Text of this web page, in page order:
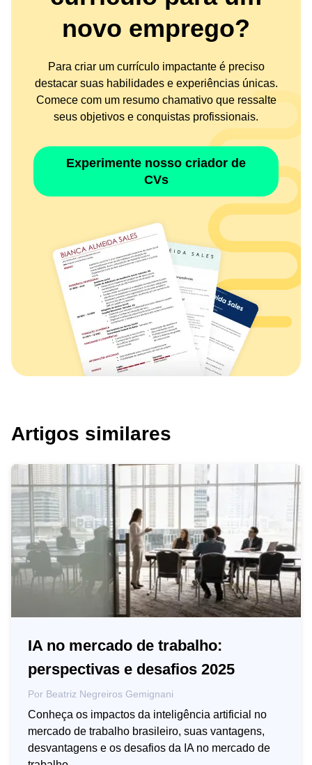
novo emprego?
Para criar um currículo impactante é preciso
destacar suas habilidades e experiências únicas.
Comece com um resumo chamativo que ressalte
seus objetivos e conquistas profissionais.
Experimente nosso criador de
CVs
Artigos similares
IA no mercado de trabalho:
perspectivas e desafios 2025
Por Beatriz Negreiros Gemignani
Conheça os impactos da inteligência artificial no
mercado de trabalho brasileiro, suas vantagens,
desvantagens e os desafios da IA no mercado de